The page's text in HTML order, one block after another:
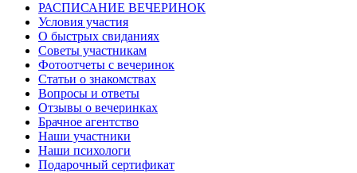
РАСПИСАНИЕ ВЕЧЕРИНОК
Условия участия
О быстрых свиданиях
Советы участникам
Фотоотчеты с вечеринок
Статьи о знакомствах
Вопросы и ответы
Отзывы о вечеринках
Брачное агентство
Наши участники
Наши психологи
Подарочный сертификат